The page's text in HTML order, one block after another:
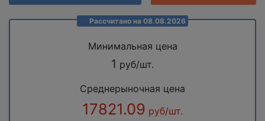
Рассчитано на 08.08.2026
Минимальная цена
1 руб/шт.
Среднерыночная цена
17821.09 руб/шт.